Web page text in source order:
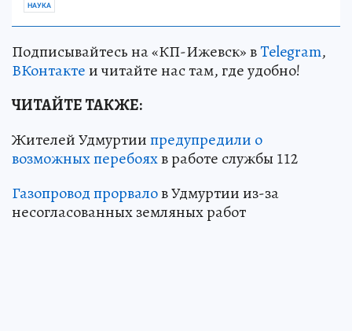
НАУКА
Подписывайтесь на «КП-Ижевск» вTelegram,
ВКонтактеи читайте нас там, где удобно!
ЧИТАЙТЕ ТАКЖЕ:
Жителей Удмуртиипредупредили о
возможных перебояхв работе службы 112
Газопровод прорвалов Удмуртии из-за
несогласованных земляных работ